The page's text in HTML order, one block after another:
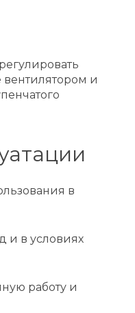
и
в
и в условиях
работу и